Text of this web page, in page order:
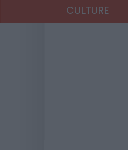
CULTURE